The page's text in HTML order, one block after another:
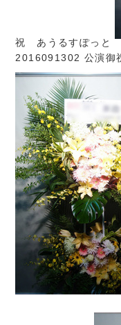
祝 あうるすぽっと
2016091302 公演御